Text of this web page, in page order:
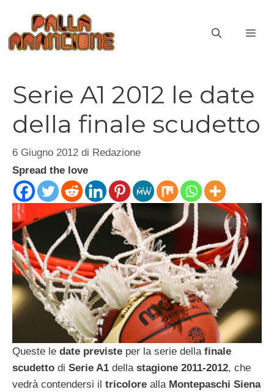
contenuto
Serie A1 2012 le date
della finale scudetto
6 Giugno 2012 di Redazione
Spread the love
Queste le date previste per la serie della finale
scudetto di Serie A1 della stagione 2011-2012, che
vedrà contendersi il tricolore alla Montepaschi Siena